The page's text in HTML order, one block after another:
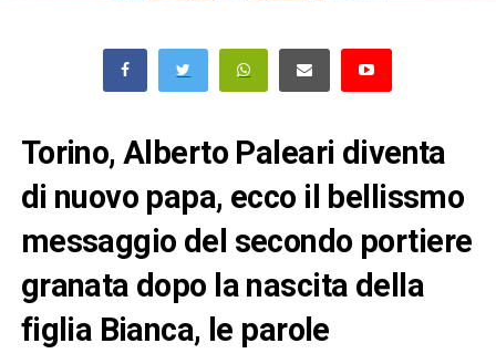
Torino, Alberto Paleari diventa
di nuovo papa, ecco il bellissmo
messaggio del secondo portiere
granata dopo la nascita della
figlia Bianca, le parole